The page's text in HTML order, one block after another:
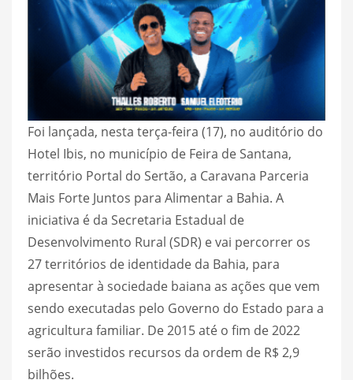
Foi lançada, nesta terça-feira (17), no auditório do
Hotel Ibis, no município de Feira de Santana,
território Portal do Sertão, a Caravana Parceria
Mais Forte Juntos para Alimentar a Bahia. A
iniciativa é da Secretaria Estadual de
Desenvolvimento Rural (SDR) e vai percorrer os
27 territórios de identidade da Bahia, para
apresentar à sociedade baiana as ações que vem
sendo executadas pelo Governo do Estado para a
agricultura familiar. De 2015 até o fim de 2022
serão investidos recursos da ordem de R$ 2,9
bilhões.